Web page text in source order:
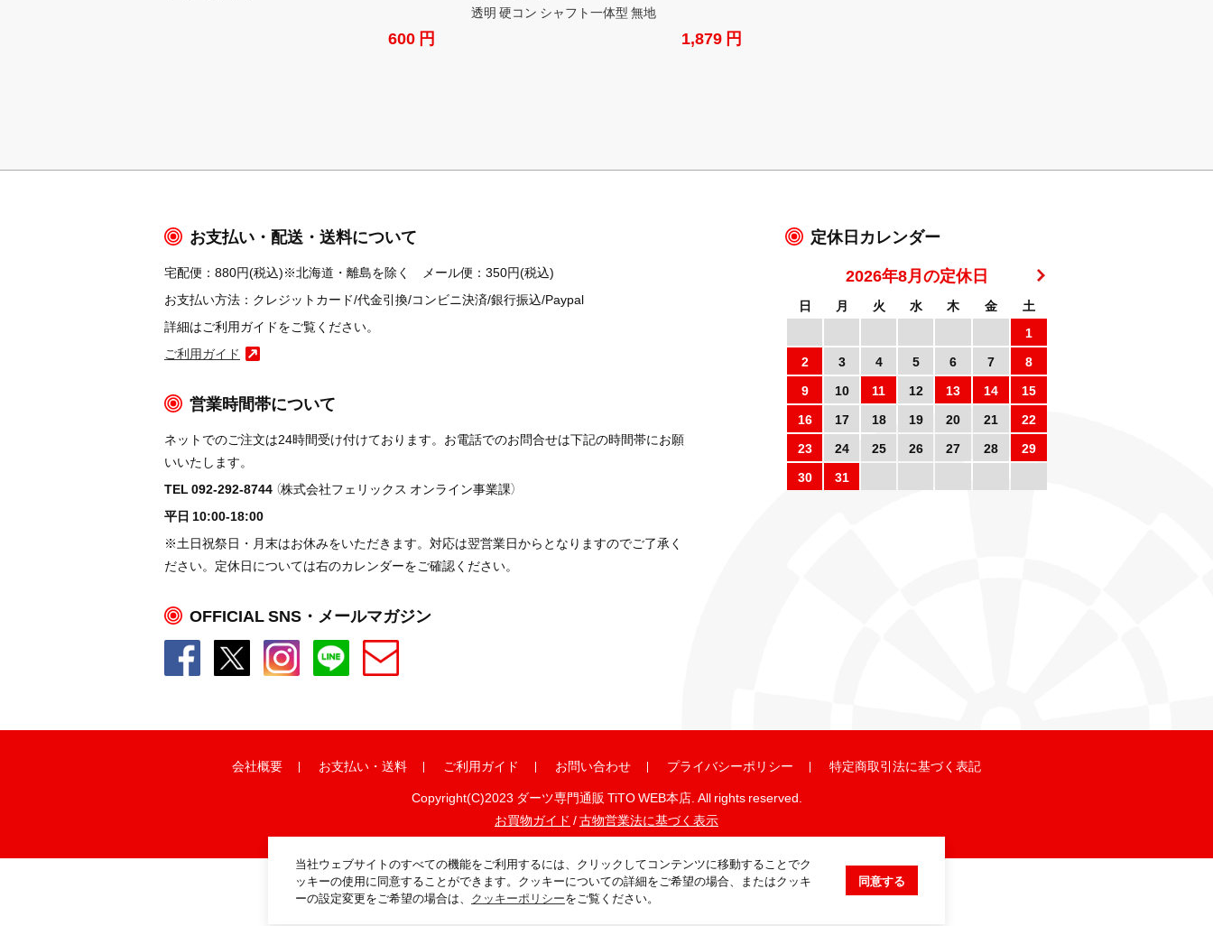
600 円
透明 硬コン シャフト一体型 無地
1,879 円
当社ウェブサイトのすべての機能をご利用するには、クリックしてコンテンツに移動することでク
ッキーの使用に同意することができます。クッキーについての詳細をご希望の場合、またはクッキ
ーの設定変更をご希望の場合は、 クッキーポリシーをご覧ください。
同意する
お支払い・配送・送料について
宅配便：880円(税込)※北海道・離島を除く メール便：350円(税込)
お支払い方法：クレジットカード/代金引換/コンビニ決済/銀行振込/Paypal
詳細はご利用ガイドをご覧ください。
ご利用ガイド
営業時間帯について
ネットでのご注文は24時間受け付けております。お電話でのお問合せは下記の時間帯にお願
いいたします。
TEL 092-292-8744 （株式会社フェリックス オンライン事業課）
平日 10:00-18:00
※土日祝祭日・月末はお休みをいただきます。対応は翌営業日からとなりますのでご了承く
ださい。定休日については右のカレンダーをご確認ください。
OFFICIAL SNS・メールマガジン
定休日カレンダー
2026年8月の定休日
日 月 火 水 木 金
土
1
2
3 4 5 6 7
8
9
10 11 12 13 14
15
16
17 18 19 20 21
22
23
24 25 26 27 28
29
30
31
会社概要 お支払い ・ 送料 ご利用ガイド お問い合わせ プライバシーポリシー
特定商取引法に基づく表記
Copyright(C)2023 ダーツ専門通販 TiTO WEB本店. All rights reserved.
お買物ガイド /古物営業法に基づく表示